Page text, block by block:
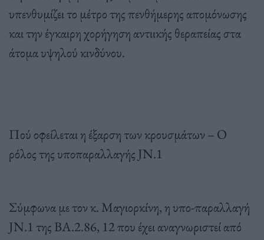
υπενθυμίζει το μέτρο της πενθήμερης απομόνωσης
και την έγκαιρη χορήγηση αντιικής θεραπείας στα
άτομα υψηλού κινδύνου.
Πού οφείλεται η έξαρση των κρουσμάτων – Ο
ρόλος της υποπαραλλαγής JN.1
Σύμφωνα με τον κ. Μαγιορκίνη, η υπο-παραλλαγή
JN.1 της ΒΑ.2.86, 12 που έχει αναγνωριστεί από